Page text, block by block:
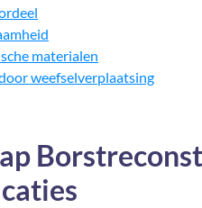
materialen
weefselverplaatsing